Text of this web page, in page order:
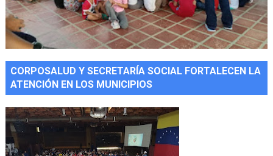
CORPOSALUD Y SECRETARÍA SOCIAL FORTALECEN LA
ATENCIÓN EN LOS MUNICIPIOS